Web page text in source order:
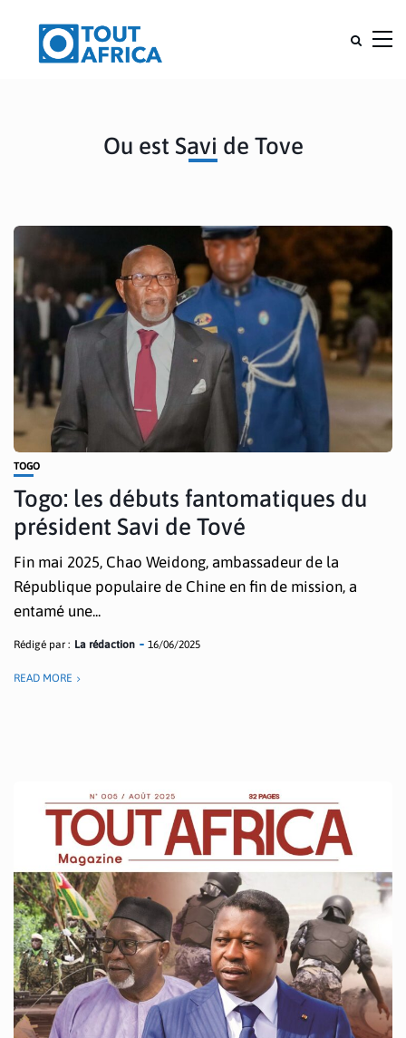
Ou est Savi de Tove
TOGO
Togo: les débuts fantomatiques du
président Savi de Tové
Fin mai 2025, Chao Weidong, ambassadeur de la
République populaire de Chine en fin de mission, a
entamé une...
Rédigé par : La rédaction 16/06/2025
READ MORE